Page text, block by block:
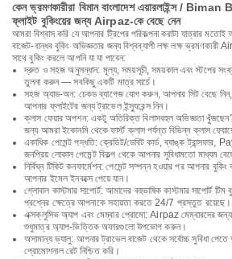
কেন ভ্রমণকারীরা বিমান বাংলাদেশ এয়ারলাইন্স /
ফ্লাইট বুকিংয়ের জন্য Airpaz-কে বেছে নেন
আমরা বিশ্বাস করি যে আপনার ট্রিপের পরিকল্পনা করাটা যাত্রার মতোই
বাজেট-বান্ধব বুকিং অভিজ্ঞতার জন্য বিশ্বব্যাপী লক্ষ লক্ষ
সাথে বুকিং করলে আপনি যা যা পাবেন:
দ্রুত ও সহজ অনুসন্ধান: মূল্য, সময়সূচী, সময়কাল এবং স্টপের
তুলনা করুন — সবকিছু একটি মাত্র সার্চে।
সহজ অ্যাড-অন: চেকড ব্যাগেজ যোগ করুন, আপনার সিট বেছে
আপনার ফ্লাইটের জন্য ট্রাভেল ইন্স্যুরেন্স নিন।
ক্লাস ফেয়ার অপশন: একটু অতিরিক্ত বিলাসবহুল অভিজ্ঞতা
জন্য আমরা ইকোনমি থেকে ফার্স্ট ক্লাস পর্যন্ত বিভিন্ন ক্লাস
একাধিক পেমেন্ট পদ্ধতি: ক্রেডিট/ডেবিট কার্ড, ব্যাঙ্ক
জনপ্রিয় লোকাল পেমেন্ট বিকল্প থেকে আপনার সুবিধামতো মাধ্যম
নির্বিঘ্ন টিকিট কনফার্মেশন: পেমেন্ট সম্পন্ন হওয়ার পর আপনার বুকিং
আপনার ইমেল ইনবক্সে পেয়ে যান।
গ্লোবাল কাস্টমার সাপোর্ট: আমাদের বহুভাষিক কাস্টমার সাপোর্ট
প্রশ্নের ক্ষেত্রে আপনাকে সহায়তা করতে 24/7 প্রস্তুত রয়েছে।
এক্সক্লুসিভ অ্যাপ এবং মেম্বার প্রোমো: Airpaz মেম্বারদের জন্য
শুধুমাত্র অ্যাপ-ভিত্তিক অফারগুলো উপভোগ করুন।
অসামান্য ভ্যালু: আপনার ট্রাভেল বাজেট থেকে সর্বোচ্চ সুবিধা
প্রোমোশনাল রেট নিশ্চিত করি।